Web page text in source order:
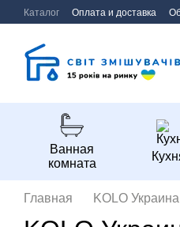
Перейти к основному контенту
Каталог Оплата и доставка
Ванная
комната
Главная KOLO Украина